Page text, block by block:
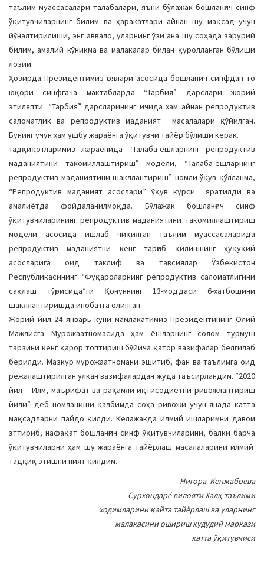
таълим муассасалари талабалари, яъни бўлажак бошланғич синф
ўқитувчиларнинг билим ва ҳаракатлари айнан шу мақсад учун
йўналтирилиши, энг аввало, уларнинг ўзи ана шу соҳада зарурий
билим, амалий кўникма ва малакалар билан қуролланган бўлиши
лозим.
Ҳозирда Президентимиз ғоялари асосида бошланғич синфдан то
юқори синфгача мактабларда “Тарбия” дарслари жорий
этиляпти. “Тарбия” дарсларининг ичида хам айнан репродуктив
саломатлик ва репродуктив маданият масалалари қўйилган.
Бунинг учун хам ушбу жараёнга ўқитувчи тайёр бўлиши керак.
Тадқиқотларимиз жараёнида “Талаба-ёшларнинг репродуктив
маданиятини такомиллаштириш” модели, “Талаба-ёшларнинг
репродуктив маданиятини шакллантириш” номли ўқув қўлланма,
“Репродуктив маданият асослари” ўқув курси яратилди ва
амалиётда фойдаланилмоқда. Бўлажак бошланғич синф
ўқитувчиларининг репродуктив маданиятини такомиллаштириш
модели асосида ишлаб чиқилган таълим муассасаларида
репродуктив маданиятни кенг тарғиб қилишнинг ҳуқуқий
асосларига оид таклиф ва тавсиялар Ўзбекистон
Республикасининг “Фуқароларнинг репродуктив саломатлигини
сақлаш тўғрисида”ги Қонуннинг 13-моддаси 6-хатбошини
шакллантиришда инобатга олинган.
Жорий йил 24 январь куни мамлакатимиз Президентининг Олий
Мажлисга Мурожаатномасида ҳам ёшларнинг соғлом турмуш
тарзини кенг қарор топтириш бўйича қатор вазифалар белгилаб
берилди. Мазкур мурожаатномани эшитиб, фан ва таълимга оид
режалаштирилган улкан вазифалардан жуда таъсирландим. “2020
йил – Илм, маърифат ва рақамли иқтисодиётни ривожлантириш
йили” деб номланиши қалбимда соҳа ривожи учун янада катта
мақсадларни пайдо қилди. Келажакда илмий ишларимни давом
эттириб, нафақат бошланғич синф ўқитувчиларини, балки барча
ўқитувчиларни ҳам шу жараёнга тайёрлаш масалаларини илмий
тадқиқ этишни ният қилдим.
Нигора Кенжабоева
Сурхондарё вилояти Халқ таълими
ходимларини қайта тайёрлаш ва уларнинг
малакасини ошириш ҳудудий маркази
катта ўқитувчиси